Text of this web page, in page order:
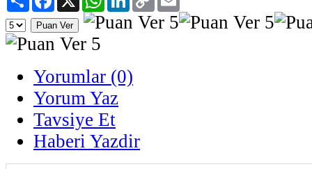
Link
Yorumlar (0)
Yorum Yaz
Tavsiye Et
Haberi Yazdir